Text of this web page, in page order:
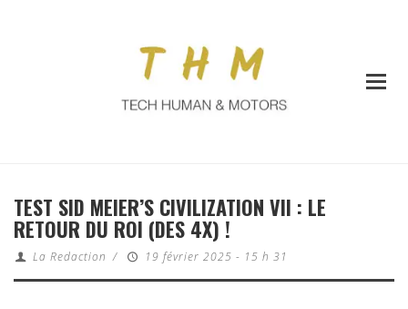
TEST SID MEIER’S CIVILIZATION VII : LE
RETOUR DU ROI (DES 4X) !
La Redaction / 19 février 2025 - 15 h 31